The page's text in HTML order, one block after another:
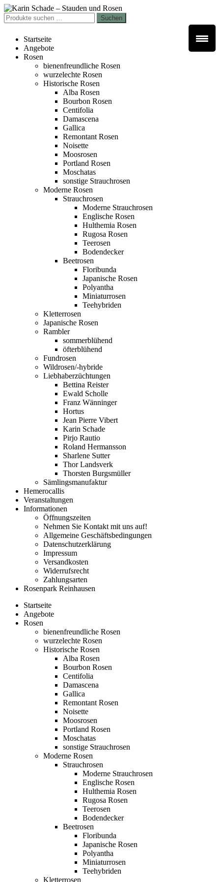
Zur
Navigation
springen
Zum
Inhalt
springen
Suchen
nach:
Suchen
Startseite
Angebote
Rosen
bienenfreundliche Rosen
wurzelechte Rosen
Historische Rosen
Alba Rosen
Bourbon Rosen
Centifolia
Damascena
Gallica
Remontant Rosen
Noisette
Moosrosen
Portland Rosen
Moschatas
sonstige Strauchrosen
Moderne Rosen
Strauchrosen
Moderne Strauchrosen
Englische Rosen
Hulthemia Rosen
Rugosa Rosen
Teerosen
Bodendecker
Beetrosen
Floribunda
Japanische Rosen
Polyantha
Miniaturrosen
Teehybriden
Kletterrosen
Japanische Rosen
Rambler
sommerblühend
öfterblühend
Fundrosen
Wildrosen/-hybride
Liebhaberzüchtungen
Bettina Reister
Ewald Scholle
Franz Wänninger
Hortus
Jean Pierre Vibert
Karin Schade
Pirjo Rautio
Roland Hermansson
Sharlene Sutter
Thor Landsverk
Thorsten Burgsmüller
Sämlingsmanufaktur
Hemerocallis
Veranstaltungen
Informationen
Öffnungszeiten
Nehmen Sie Kontakt mit uns auf!
Allgemeine Geschäftsbedingungen
Datenschutzerklärung
Impressum
Versandkosten
Widerrufsrecht
Zahlungsarten
Rosenpark Reinhausen
Startseite
Angebote
Rosen
bienenfreundliche Rosen
wurzelechte Rosen
Historische Rosen
Alba Rosen
Bourbon Rosen
Centifolia
Damascena
Gallica
Remontant Rosen
Noisette
Moosrosen
Portland Rosen
Moschatas
sonstige Strauchrosen
Moderne Rosen
Strauchrosen
Moderne Strauchrosen
Englische Rosen
Hulthemia Rosen
Rugosa Rosen
Teerosen
Bodendecker
Beetrosen
Floribunda
Japanische Rosen
Polyantha
Miniaturrosen
Teehybriden
Kletterrosen